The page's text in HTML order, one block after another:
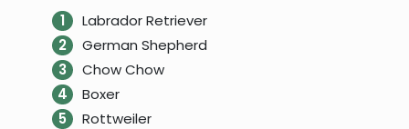
Labrador Retriever
German Shepherd
Chow Chow
Boxer
Rottweiler